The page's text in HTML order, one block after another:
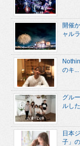
開催
ャル
のキ...
グル
ルし
日本
子」